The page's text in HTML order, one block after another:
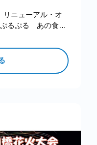
リニューアル・オ
ぷるぷる あの食感